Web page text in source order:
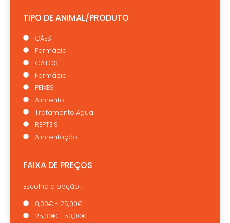
TIPO DE ANIMAL/PRODUTO
CÃES
Farmácia
GATOS
Farmácia
PEIXES
Alimento
Tratamento Água
REPTEIS
Alimentação
FAIXA DE PREÇOS
Escolha a opção :
0,00€ - 25,00€
25,00€ - 50,00€